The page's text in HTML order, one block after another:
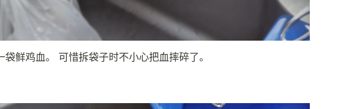
袋鲜鸡血。 可惜拆袋子时不小心把血摔碎了。